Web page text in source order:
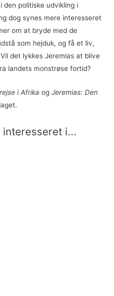
den politiske udvikling i
dog synes mere interesseret
om at bryde med de
som hejduk, og få et liv,
det lykkes Jeremias at blive
landets monstrøse fortid?
i Afrika og Jeremias: Den
i...